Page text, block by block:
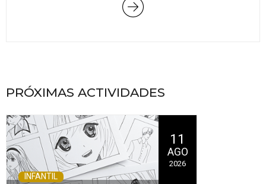
PRÓXIMAS ACTIVIDADES
11
AGO
2026
INFANTIL